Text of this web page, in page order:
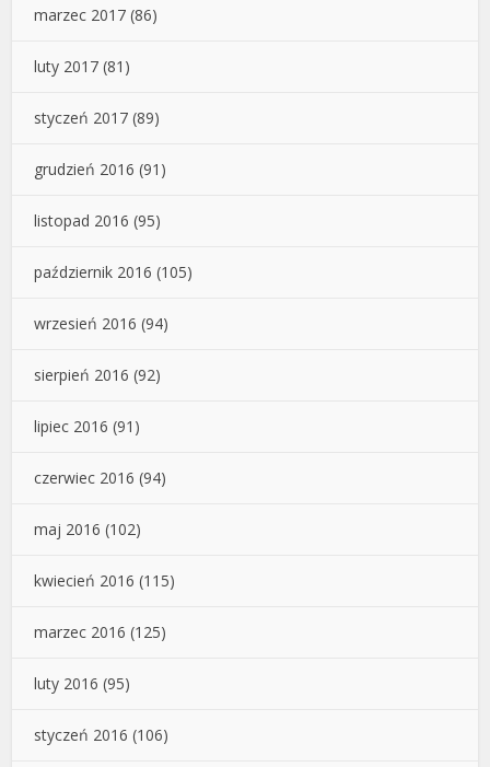
marzec 2017 (86)
luty 2017 (81)
styczeń 2017 (89)
grudzień 2016 (91)
listopad 2016 (95)
październik 2016 (105)
wrzesień 2016 (94)
sierpień 2016 (92)
lipiec 2016 (91)
czerwiec 2016 (94)
maj 2016 (102)
kwiecień 2016 (115)
marzec 2016 (125)
luty 2016 (95)
styczeń 2016 (106)